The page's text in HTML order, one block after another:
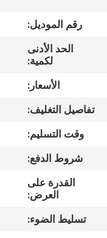
جولة
مراقبة
الجودة
اتصل
أخبار
رقم الموديل:
الحد الأدنى
لكمية:
الأسعار:
تفاصيل التغليف:
وقت التسليم:
شروط الدفع:
القدرة على
العرض:
تسليط الضوء: